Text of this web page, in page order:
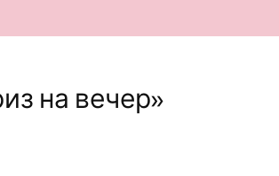
на вечер»